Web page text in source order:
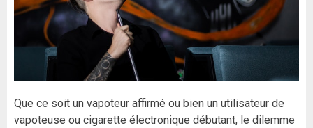
Que ce soit un vapoteur affirmé ou bien un utilisateur de
vapoteuse ou cigarette électronique débutant, le dilemme